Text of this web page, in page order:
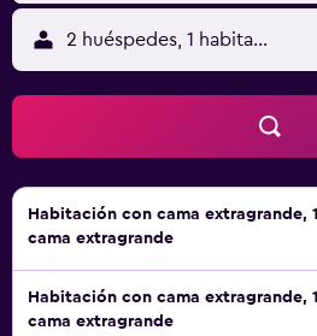
2 huéspedes, 1 habitación
Habitación con cama extragrande, 1
cama extragrande
Habitación con cama extragrande, 1
cama extragrande